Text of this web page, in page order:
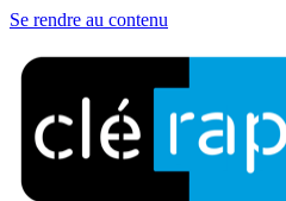
Se rendre au contenu